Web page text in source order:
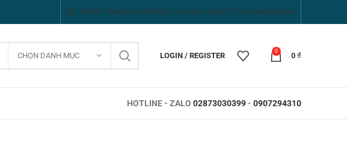
TRUNG TÂM BẢO HÀNH YÊU CẦU BÁO GIÁ HỢP TÁC KINH DOANH
CHỌN DANH MỤC LOGIN / REGISTER
0
0 ₫
HOTLINE - ZALO 02873030399- 0907294310